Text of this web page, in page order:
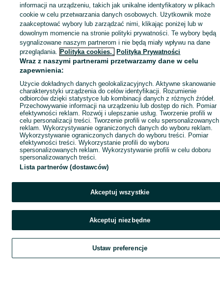
Mapa miejscowości
Mapa ministron
Popularne wyszukiwania
Szukaj Obserwujesz Dodaj Czat
informacji na urządzeniu, takich jak unikalne identyfikatory w plikach
cookie w celu przetwarzania danych osobowych. Użytkownik może
zaakceptować wybory lub zarządzać nimi, klikając poniżej lub w
dowolnym momencie na stronie polityki prywatności. Te wybory będą
sygnalizowane naszym partnerom i nie będą miały wpływu na dane
przeglądania. Polityka cookies, Polityka Prywatności
Wraz z naszymi partnerami przetwarzamy dane w celu
zapewnienia:
Użycie dokładnych danych geolokalizacyjnych. Aktywne skanowanie
charakterystyki urządzenia do celów identyfikacji. Rozumienie
odbiorców dzięki statystyce lub kombinacji danych z różnych źródeł.
Przechowywanie informacji na urządzeniu lub dostęp do nich. Pomiar
efektywności reklam. Rozwój i ulepszanie usług. Tworzenie profili w
celu personalizacji treści. Tworzenie profili w celu spersonalizowanych
reklam. Wykorzystywanie ograniczonych danych do wyboru reklam.
Wykorzystywanie ograniczonych danych do wyboru treści. Pomiar
efektywności treści. Wykorzystanie profili do wyboru
spersonalizowanych reklam. Wykorzystywanie profili w celu doboru
spersonalizowanych treści.
Lista partnerów (dostawców)
Akceptuj wszystkie
Akceptuj niezbędne
Ustaw preferencje